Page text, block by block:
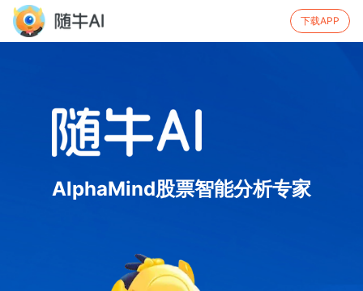
下载APP
AlphaMind股票智能分析专家